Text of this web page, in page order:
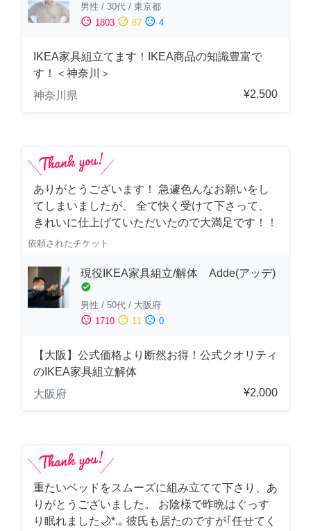
男性 / 30代 / 東京都
sentiment_satisfied 1803 sentiment_neutral 87 sentiment_dissatisfied 4
IKEA家具組立てます！IKEA商品の知識豊富で
す！＜神奈川＞
神奈川県
¥2,500
ありがとうございます！ 急遽色んなお願いをし
てしまいましたが、 全て快く受けて下さって、
きれいに仕上げていただいたので大満足です！！
依頼されたチケット
現役IKEA家具組立/解体 Adde(アッデ)
check_circle
男性 / 50代 / 大阪府
sentiment_satisfied 1710 sentiment_neutral 11 sentiment_dissatisfied 0
【大阪】公式価格より断然お得！公式クオリティ
のIKEA家具組立解体
大阪府
¥2,000
重たいベッドをスムーズに組み立てて下さり、あ
りがとうございました。 お陰様で昨晩はぐっす
り眠れました🌙*.｡ 彼氏も居たのですが｢任せてく